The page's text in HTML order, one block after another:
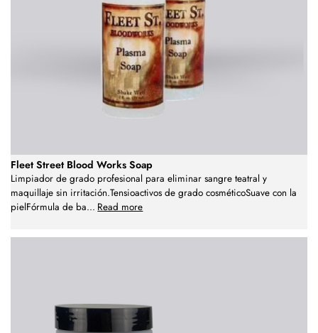
Fleet Street Blood Works Soap
Limpiador de grado profesional para eliminar sangre teatral y
maquillaje sin irritación.Tensioactivos de grado cosméticoSuave con la
pielFórmula de ba... Read more